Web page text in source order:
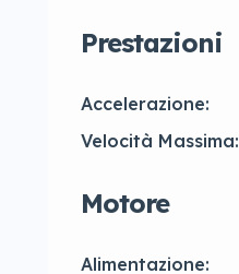
Prestazioni
Accelerazione:
Velocità Massima:
Motore
Alimentazione: